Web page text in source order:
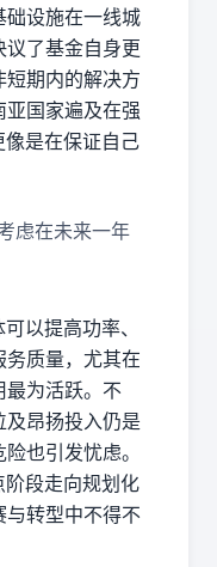
础设施在一线城
了基金自身更
期内的解决方
国家遍及在强
是在保证自己
虑在未来一年
以提高功率、
质量，尤其在
最为活跃。不
昂扬投入仍是
也引发忧虑。
段走向规划化
与转型中不得不